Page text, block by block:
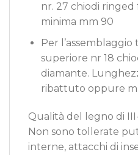
nr. 27 chiodi
minima mm 90
Per l’assemblaggio
superiore nr 18
diamante.
ribattuto oppure
Qualità del legno di
Non sono tollerate
interne, attacchi di